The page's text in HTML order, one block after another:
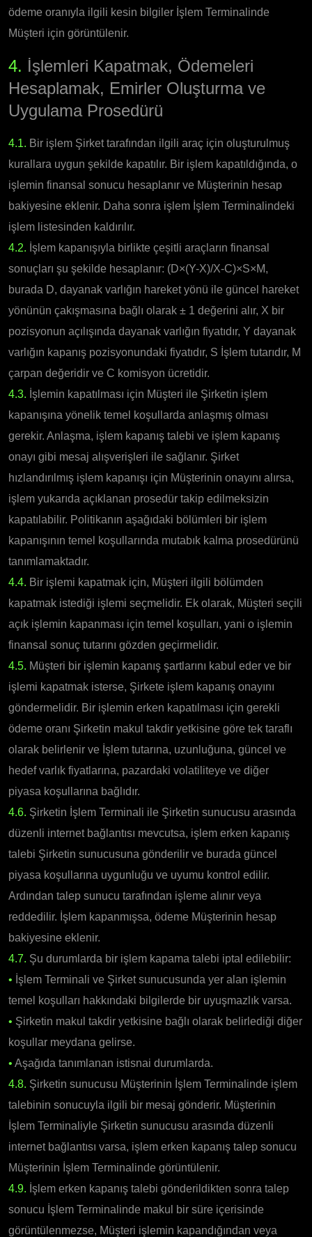
ödeme oranıyla ilgili kesin bilgiler İşlem Terminalinde
Müşteri için görüntülenir.
4. İşlemleri Kapatmak, Ödemeleri
Hesaplamak, Emirler Oluşturma ve
Uygulama Prosedürü
4.1. Bir işlem Şirket tarafından ilgili araç için oluşturulmuş
kurallara uygun şekilde kapatılır. Bir işlem kapatıldığında, o
işlemin finansal sonucu hesaplanır ve Müşterinin hesap
bakiyesine eklenir. Daha sonra işlem İşlem Terminalindeki
işlem listesinden kaldırılır.
4.2. İşlem kapanışıyla birlikte çeşitli araçların finansal
sonuçları şu şekilde hesaplanır: (D×(Y-X)/X-C)×S×M,
burada D, dayanak varlığın hareket yönü ile güncel hareket
yönünün çakışmasına bağlı olarak ± 1 değerini alır, X bir
pozisyonun açılışında dayanak varlığın fiyatıdır, Y dayanak
varlığın kapanış pozisyonundaki fiyatıdır, S İşlem tutarıdır, M
çarpan değeridir ve C komisyon ücretidir.
4.3. İşlemin kapatılması için Müşteri ile Şirketin işlem
kapanışına yönelik temel koşullarda anlaşmış olması
gerekir. Anlaşma, işlem kapanış talebi ve işlem kapanış
onayı gibi mesaj alışverişleri ile sağlanır. Şirket
hızlandırılmış işlem kapanışı için Müşterinin onayını alırsa,
işlem yukarıda açıklanan prosedür takip edilmeksizin
kapatılabilir. Politikanın aşağıdaki bölümleri bir işlem
kapanışının temel koşullarında mutabık kalma prosedürünü
tanımlamaktadır.
4.4. Bir işlemi kapatmak için, Müşteri ilgili bölümden
kapatmak istediği işlemi seçmelidir. Ek olarak, Müşteri seçili
açık işlemin kapanması için temel koşulları, yani o işlemin
finansal sonuç tutarını gözden geçirmelidir.
4.5. Müşteri bir işlemin kapanış şartlarını kabul eder ve bir
işlemi kapatmak isterse, Şirkete işlem kapanış onayını
göndermelidir. Bir işlemin erken kapatılması için gerekli
ödeme oranı Şirketin makul takdir yetkisine göre tek taraflı
olarak belirlenir ve İşlem tutarına, uzunluğuna, güncel ve
hedef varlık fiyatlarına, pazardaki volatiliteye ve diğer
piyasa koşullarına bağlıdır.
4.6. Şirketin İşlem Terminali ile Şirketin sunucusu arasında
düzenli internet bağlantısı mevcutsa, işlem erken kapanış
talebi Şirketin sunucusuna gönderilir ve burada güncel
piyasa koşullarına uygunluğu ve uyumu kontrol edilir.
Ardından talep sunucu tarafından işleme alınır veya
reddedilir. İşlem kapanmışsa, ödeme Müşterinin hesap
bakiyesine eklenir.
4.7. Şu durumlarda bir işlem kapama talebi iptal edilebilir:
• İşlem Terminali ve Şirket sunucusunda yer alan işlemin
temel koşulları hakkındaki bilgilerde bir uyuşmazlık varsa.
• Şirketin makul takdir yetkisine bağlı olarak belirlediği diğer
koşullar meydana gelirse.
• Aşağıda tanımlanan istisnai durumlarda.
4.8. Şirketin sunucusu Müşterinin İşlem Terminalinde işlem
talebinin sonucuyla ilgili bir mesaj gönderir. Müşterinin
İşlem Terminaliyle Şirketin sunucusu arasında düzenli
internet bağlantısı varsa, işlem erken kapanış talep sonucu
Müşterinin İşlem Terminalinde görüntülenir.
4.9. İşlem erken kapanış talebi gönderildikten sonra talep
sonucu İşlem Terminalinde makul bir süre içerisinde
görüntülenmezse, Müşteri işlemin kapandığından veya